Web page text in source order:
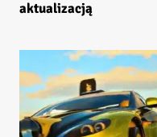
aktualizacją